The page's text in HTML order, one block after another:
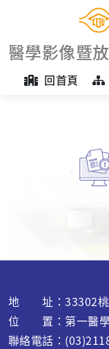
醫學影像暨
回首頁
地 址：33302桃
位 置：第一醫學
聯絡電話：